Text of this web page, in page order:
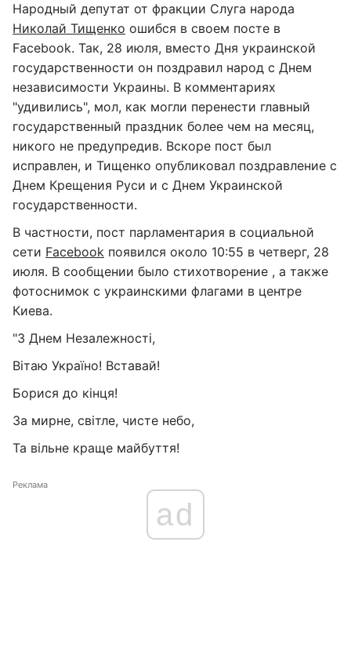
Народный депутат от фракции Слуга народа
Николай Тищенко ошибся в своем посте в
Facebook. Так, 28 июля, вместо Дня украинской
государственности он поздравил народ с Днем
независимости Украины. В комментариях
"удивились", мол, как могли перенести главный
государственный праздник более чем на месяц,
никого не предупредив. Вскоре пост был
исправлен, и Тищенко опубликовал поздравление с
Днем Крещения Руси и с Днем Украинской
государственности.
В частности, пост парламентария в социальной
сети Facebook появился около 10:55 в четверг, 28
июля. В сообщении было стихотворение , а также
фотоснимок с украинскими флагами в центре
Киева.
"З Днем Незалежності,
Вітаю Україно! Вставай!
Борися до кінця!
За мирне, світле, чисте небо,
Та вільне краще майбуття!
Реклама
ad